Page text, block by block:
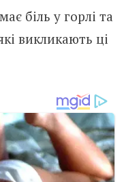
біль у горлі та
викликають ці